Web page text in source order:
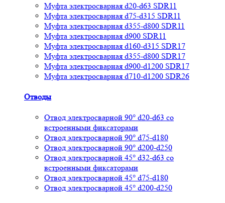
Муфта электросварная d20-d63 SDR11
Муфта электросварная d75-d315 SDR11
Муфта электросварная d355-d800 SDR11
Муфта электросварная d900 SDR11
Муфта электросварная d160-d315 SDR17
Муфта электросварная d355-d800 SDR17
Муфта электросварная d900-d1200 SDR17
Муфта электросварная d710-d1200 SDR26
Отводы
Отвод электросварной 90° d20-d63 со
встроенными фиксаторами
Отвод электросварной 90° d75-d180
Отвод электросварной 90° d200-d250
Отвод электросварной 45° d32-d63 со
встроенными фиксаторами
Отвод электросварной 45° d75-d180
Отвод электросварной 45° d200-d250